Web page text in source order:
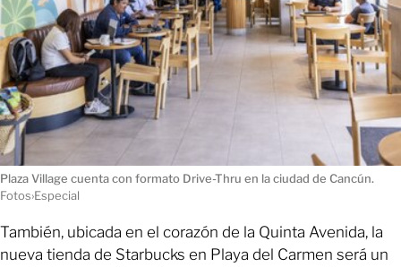
Plaza Village cuenta con formato Drive-Thru en la ciudad de Cancún.
Fotos›Especial
También, ubicada en el corazón de la Quinta Avenida, la
nueva tienda de Starbucks en Playa del Carmen será un